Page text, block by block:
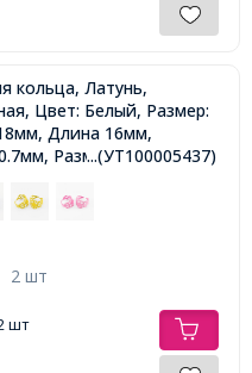
кольца, Латунь,
Цвет: Белый, Размер:
Длина 16мм,
Размер Основы
...(УТ100005437)
2 шт
шт